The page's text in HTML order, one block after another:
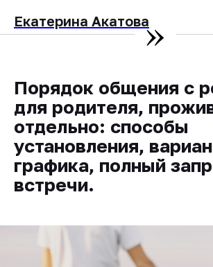
Екатерина Акатова»
Порядок общения с
для родителя,
отдельно: способы
установления,
графика, полный
встречи.